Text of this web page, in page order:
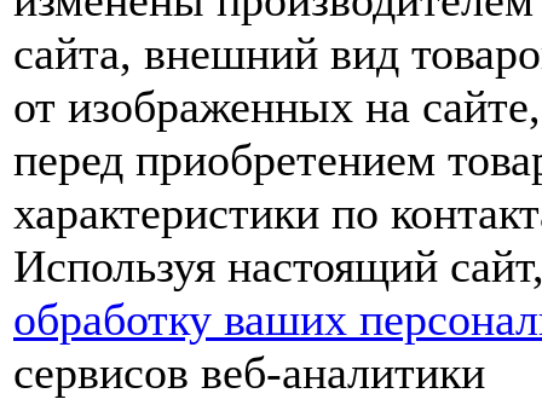
сайта, внешний вид
от изображенных на
перед приобретением
характеристики по
Используя настоящий
обработку ваших
сервисов веб-аналитики